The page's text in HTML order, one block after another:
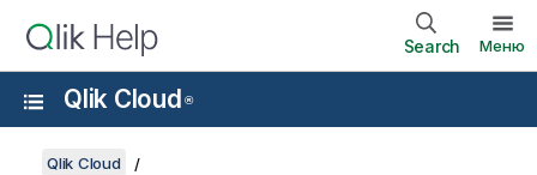
Search Меню
Qlik Cloud ®
Qlik Cloud